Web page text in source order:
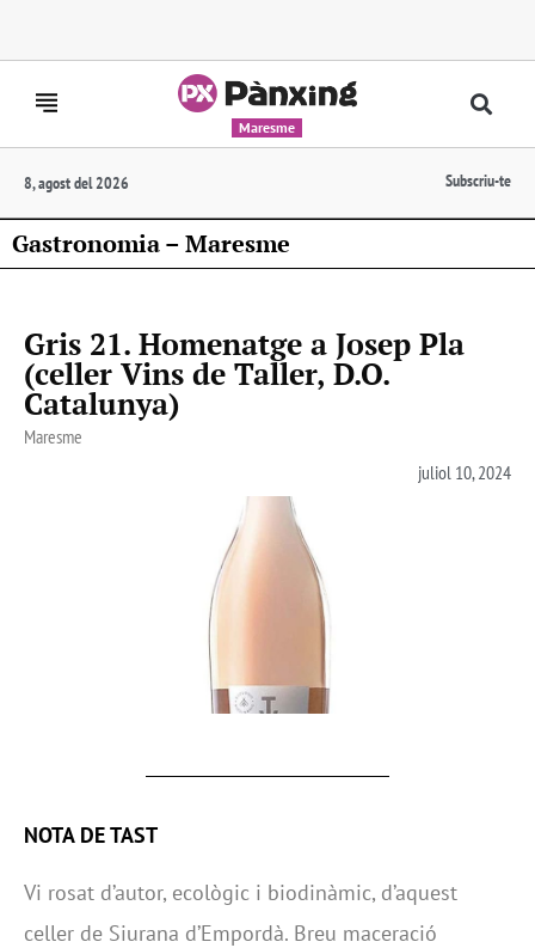
Maresme
8, agost del 2026 Subscriu-te
Gastronomia – Maresme
Gris 21. Homenatge a Josep Pla
(celler Vins de Taller, D.O.
Catalunya)
Maresme
juliol 10, 2024
NOTA DE TAST
Vi rosat d’autor, ecològic i biodinàmic, d’aquest
celler de Siurana d’Empordà. Breu maceració